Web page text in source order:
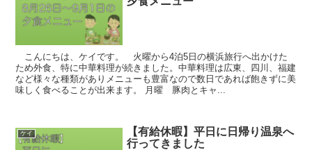
こんにちは、ケイです。 火曜から4泊5日の横浜旅行へ出かけた
ため外食、特に中華料理が続きました。中華料理は広東、四川、福建
など様々な種類がありメニューも豊富なので数日であれば飽きずに美
味しく食べることが出来ます。 月曜 豚肉とキャ...
ケイ
【有給休暇】平日に日帰り温泉へ
行ってきました